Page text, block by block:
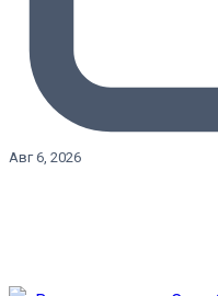
Авг 6, 2026